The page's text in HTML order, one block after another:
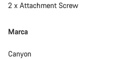
2 x Attachment Screw
Marca
Canyon